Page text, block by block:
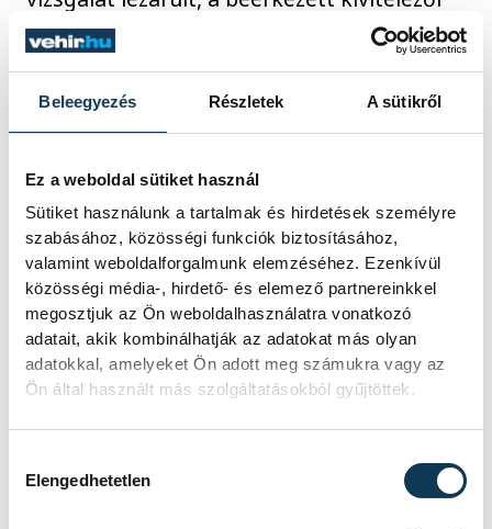
Beleegyezés Részletek A sütikről
Ez a weboldal sütiket használ
Sütiket használunk a tartalmak és hirdetések személyre
szabásához, közösségi funkciók biztosításához,
valamint weboldalforgalmunk elemzéséhez. Ezenkívül
közösségi média-, hirdető- és elemező partnereinkkel
megosztjuk az Ön weboldalhasználatra vonatkozó
adatait, akik kombinálhatják az adatokat más olyan
adatokkal, amelyeket Ön adott meg számukra vagy az
Ön által használt más szolgáltatásokból gyűjtöttek.
Elengedhetetlen
nyilatkozatokat egybevetették a hatósági
adatokkal, amelyek alapján
megállapították, hogy azbesztes
kőzúzalékot egyetlen esetben sem
Amennyiben az azbeszt szennyezettséggel
kapcsolatban bármilyen további
információt tudnak meg - beleértve a
kőzúzalék elszállítását is -, arról a
lakosságot haladéktalanul tájékoztatják.
közélet